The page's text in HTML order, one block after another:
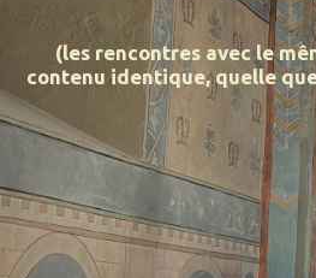
(les rencontres avec le
contenu identique, quelle